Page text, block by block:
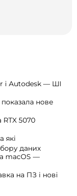
і Autodesk — ШІ
нове
5070
які
даних
macOS —
на ПЗ і нові